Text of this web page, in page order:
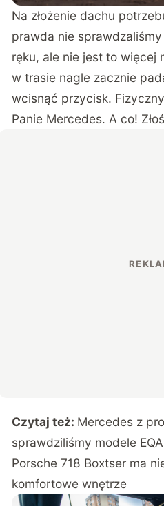
Na złożenie dachu
prawda nie
ręku, ale nie jest to więcej
w trasie nagle zacznie
wcisnąć przycisk.
Panie Mercedes. A co!
Czytaj też: Mercedes z
sprawdziliśmy modele
Porsche 718 Boxtser ma
komfortowe wnętrze